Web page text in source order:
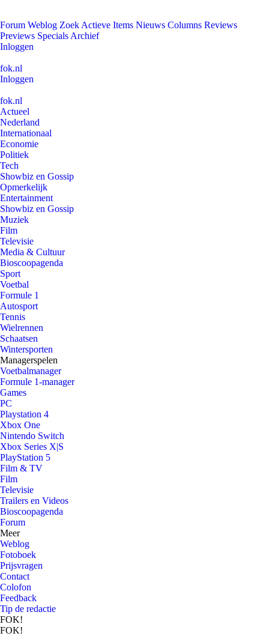
Forum Weblog Zoek Actieve Items Nieuws Columns Reviews
Previews Specials Archief
Inloggen
fok.nl
Inloggen
fok.nl
Actueel
Nederland
Internationaal
Economie
Politiek
Tech
Showbiz en Gossip
Opmerkelijk
Entertainment
Showbiz en Gossip
Muziek
Film
Televisie
Media & Cultuur
Bioscoopagenda
Sport
Voetbal
Formule 1
Autosport
Tennis
Wielrennen
Schaatsen
Wintersporten
Managerspelen
Voetbalmanager
Formule 1-manager
Games
PC
Playstation 4
Xbox One
Nintendo Switch
Xbox Series X|S
PlayStation 5
Film & TV
Film
Televisie
Trailers en Videos
Bioscoopagenda
Forum
Meer
Weblog
Fotoboek
Prijsvragen
Contact
Colofon
Feedback
Tip de redactie
FOK!
FOK!